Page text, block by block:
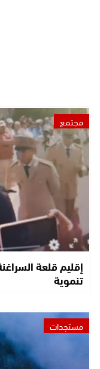
مجتمع
إقليم قلعة
تنموية
مستجدات